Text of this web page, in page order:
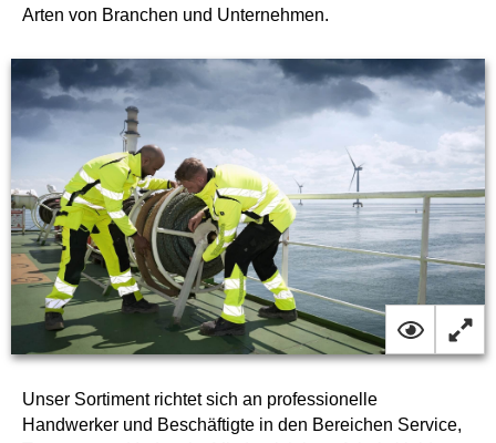
Arten von Branchen und Unternehmen.
Unser Sortiment richtet sich an professionelle
Handwerker und Beschäftigte in den Bereichen Service,